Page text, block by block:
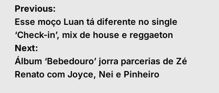
Navegação
de
Post
Previous:
Esse moço Luan tá diferente no single
‘Check-in’, mix de house e reggaeton
Next:
Álbum ‘Bebedouro’ jorra parcerias de Zé
Renato com Joyce, Nei e Pinheiro